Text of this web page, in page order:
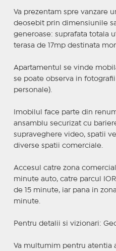
Va prezentam spre vanzare
deosebit prin dimensiunile
generoase: suprafata totala
terasa de 17mp destinata
Apartamentul se vinde
se poate observa in
personale).
Imobilul face parte din
ansamblu securizat cu
supraveghere video, spatii
diverse spatii comerciale.
Accesul catre zona
minute auto, catre parcul
de 15 minute, iar pana in
minute.
Pentru detalii si vizionari:
Va multumim pentru atentia